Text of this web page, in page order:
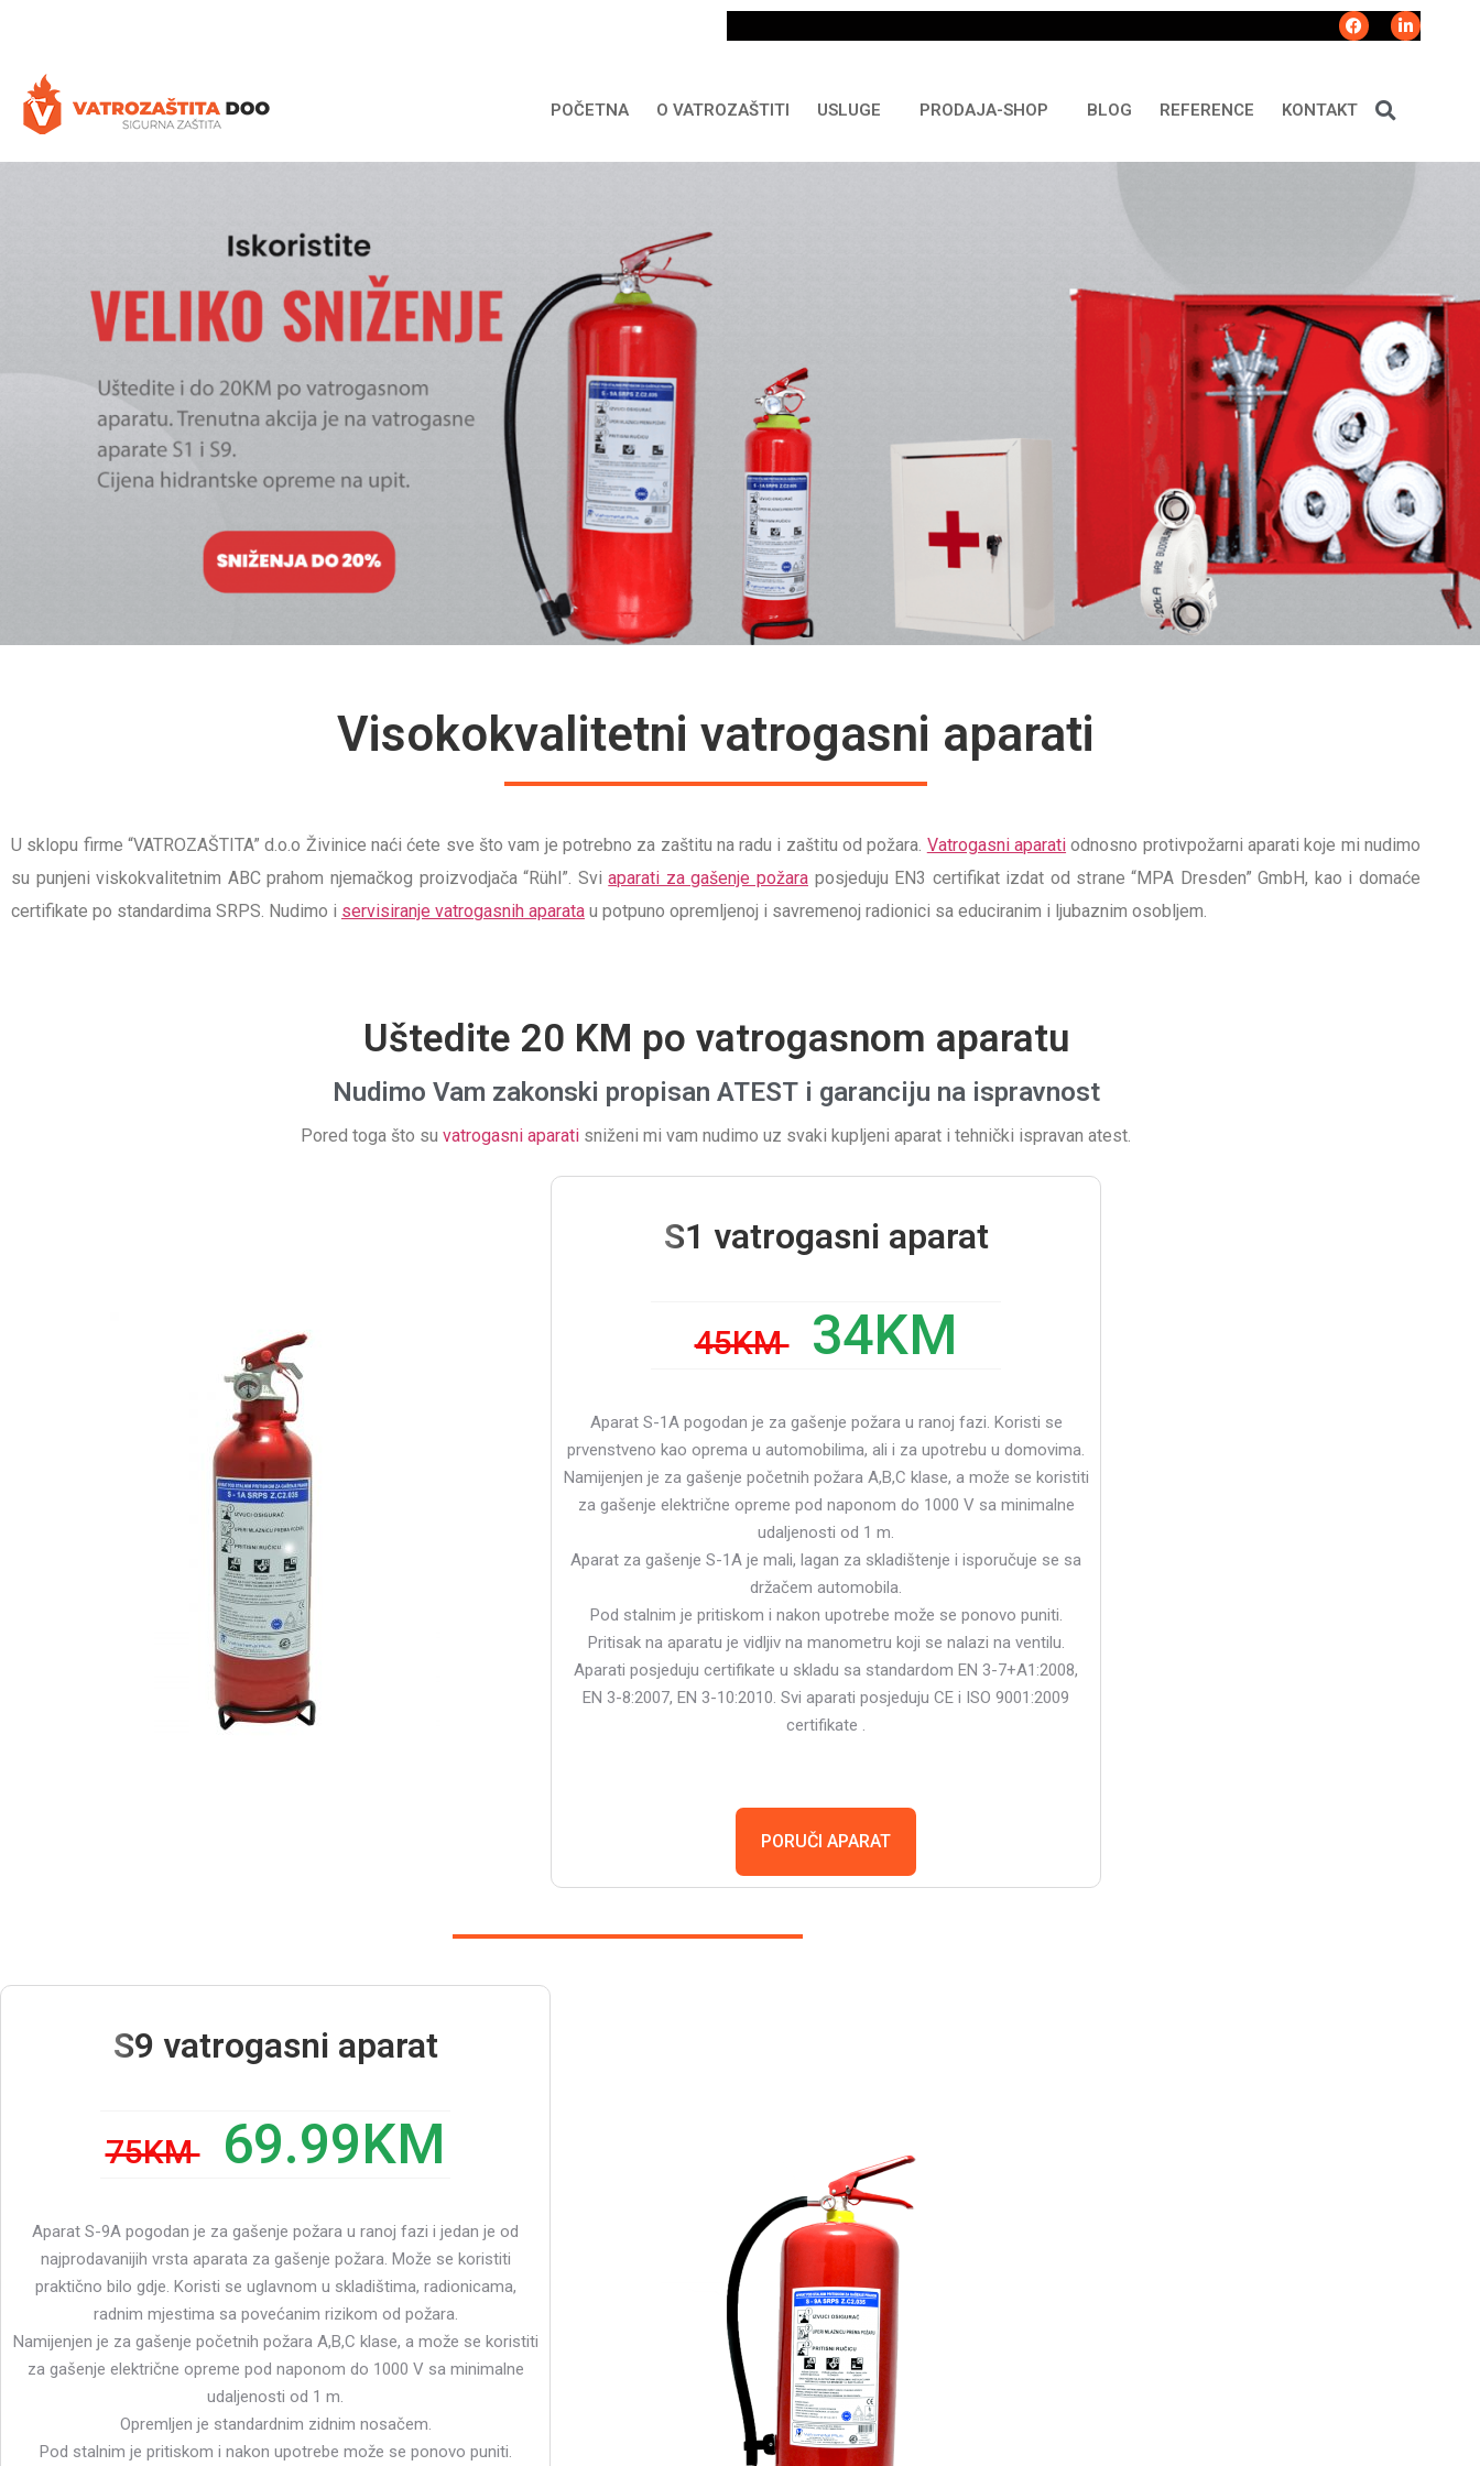
POČETNA O VATROZAŠTITI USLUGE PRODAJA-SHOP BLOG REFERENCE KONTAKT
Visokokvalitetni vatrogasni aparati
U sklopu firme “VATROZAŠTITA” d.o.o Živinice naći ćete sve što vam je potrebno za zaštitu na radu i zaštitu od požara. Vatrogasni aparati odnosno protivpožarni aparati koje mi nudimo
su punjeni viskokvalitetnim ABC prahom njemačkog proizvodjača “Rühl”. Sviaparati za gašenje požara posjeduju EN3 certifikat izdat od strane “MPA Dresden” GmbH, kao i domaće
certifikate po standardima SRPS. Nudimo i servisiranje vatrogasnih aparata u potpuno opremljenoj i savremenoj radionici sa educiranim i ljubaznim osobljem.
Uštedite 20 KM po vatrogasnom aparatu
Nudimo Vam zakonski propisan ATEST i garanciju na ispravnost
Pored toga što su vatrogasni aparati sniženi mi vam nudimo uz svaki kupljeni aparat i tehnički ispravan atest.
S1 vatrogasni aparat
45KM 34KM
Aparat S-1A pogodan je za gašenje požara u ranoj fazi. Koristi se
prvenstveno kao oprema u automobilima, ali i za upotrebu u domovima.
Namijenjen je za gašenje početnih požara A,B,C klase, a može se koristiti
za gašenje električne opreme pod naponom do 1000 V sa minimalne
udaljenosti od 1 m.
Aparat za gašenje S-1A je mali, lagan za skladištenje i isporučuje se sa
držačem automobila.
Pod stalnim je pritiskom i nakon upotrebe može se ponovo puniti.
Pritisak na aparatu je vidljiv na manometru koji se nalazi na ventilu.
Aparati posjeduju certifikate u skladu sa standardom EN 3-7+A1:2008,
EN 3-8:2007, EN 3-10:2010. Svi aparati posjeduju CE i ISO 9001:2009
certifikate .
PORUČI APARAT
S9 vatrogasni aparat
75KM 69.99KM
Aparat S-9A pogodan je za gašenje požara u ranoj fazi i jedan je od
najprodavanijih vrsta aparata za gašenje požara. Može se koristiti
praktično bilo gdje. Koristi se uglavnom u skladištima, radionicama,
radnim mjestima sa povećanim rizikom od požara.
Namijenjen je za gašenje početnih požara A,B,C klase, a može se koristiti
za gašenje električne opreme pod naponom do 1000 V sa minimalne
udaljenosti od 1 m.
Opremljen je standardnim zidnim nosačem.
Pod stalnim je pritiskom i nakon upotrebe može se ponovo puniti.